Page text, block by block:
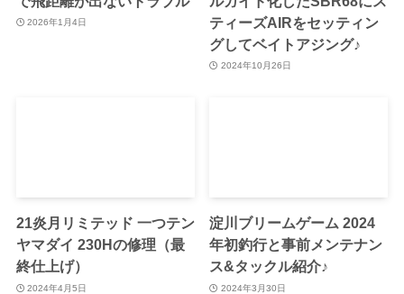
2026年1月4日
ティーズAIRをセッティン
グしてベイトアジング♪
2024年10月26日
21炎月リミテッド 一つテン
ヤマダイ 230Hの修理（最
終仕上げ）
2024年4月5日
淀川ブリームゲーム 2024
年初釣行と事前メンテナン
ス&タックル紹介♪
2024年3月30日